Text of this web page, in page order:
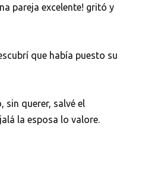
pareja excelente! gritó y
que había puesto su
sin querer, salvé el
la esposa lo valore.